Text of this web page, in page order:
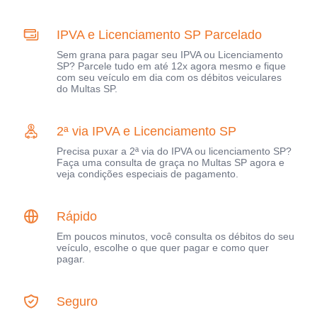
IPVA e Licenciamento SP Parcelado
Sem grana para pagar seu IPVA ou Licenciamento
SP? Parcele tudo em até 12x agora mesmo e fique
com seu veículo em dia com os débitos veiculares
do Multas SP.
2ª via IPVA e Licenciamento SP
Precisa puxar a 2ª via do IPVA ou licenciamento SP?
Faça uma consulta de graça no Multas SP agora e
veja condições especiais de pagamento.
Rápido
Em poucos minutos, você consulta os débitos do seu
veículo, escolhe o que quer pagar e como quer
pagar.
Seguro